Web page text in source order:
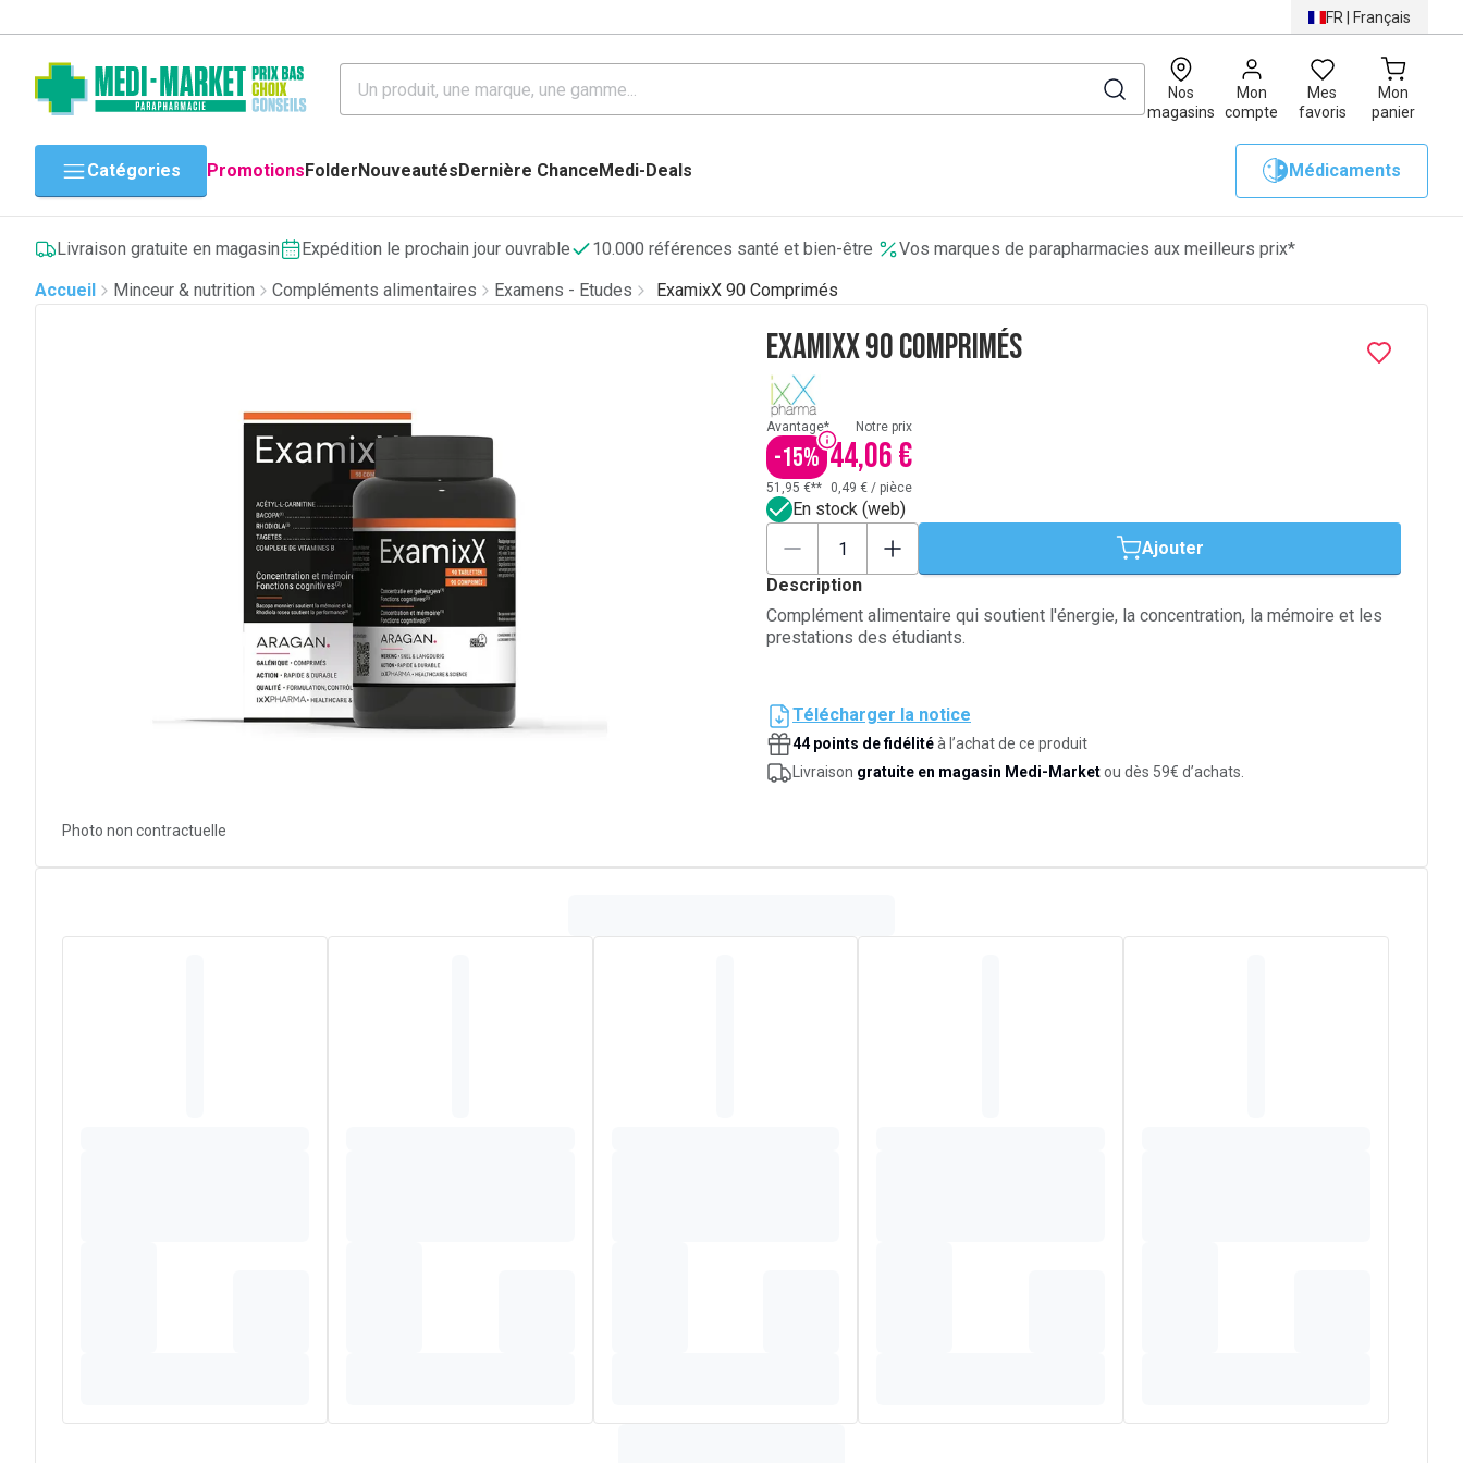
FR | Français
Nos
magasins
Mon
compte
Mes
favoris
Mon
panier
0
Catégories PromotionsFolderNouveautésDernière ChanceMedi-Deals Médicaments
Livraison gratuite en magasin Expédition le prochain jour ouvrable 10.000 références santé et bien-être
Vos marques de parapharmacies aux meilleurs prix*
Accueil
Minceur & nutrition Compléments alimentaires Examens - Etudes ExamixX 90 Comprimés
Photo non contractuelle
ExamixX 90 Comprimés
Avantage*
-15%
Notre prix
44,06 €
51,95 €** 0,49 € / pièce
En stock (web)
Ajouter
Description
Complément alimentaire qui soutient l'énergie, la concentration, la mémoire et les
prestations des étudiants.
Télécharger la notice
44 points de fidélitéà l’achat de ce produit
Livraison gratuite en magasin Medi-Marketou dès 59€ d’achats.